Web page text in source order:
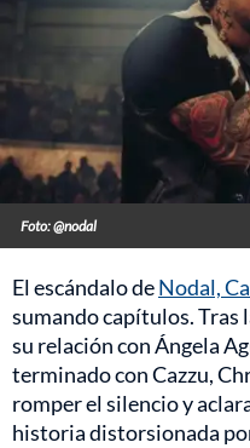
Foto: @nodal
El escándalo deNodal,
sumando capítulos. Tras
su relación con Ángela
terminado con Cazzu,
romper el silencio y
historia distorsionada